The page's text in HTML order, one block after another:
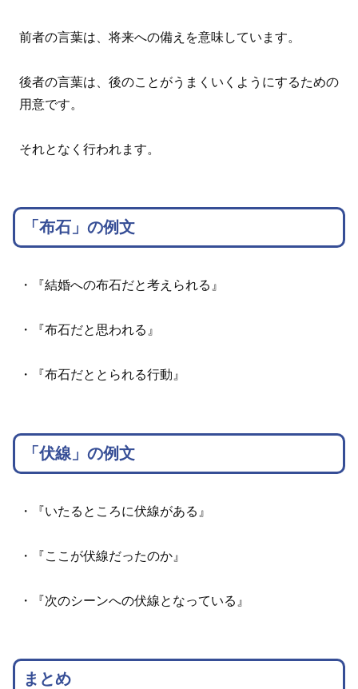
前者の言葉は、将来への備えを意味しています。
後者の言葉は、後のことがうまくいくようにするための
用意です。
それとなく行われます。
「布石」の例文
・『結婚への布石だと考えられる』
・『布石だと思われる』
・『布石だととられる行動』
「伏線」の例文
・『いたるところに伏線がある』
・『ここが伏線だったのか』
・『次のシーンへの伏線となっている』
まとめ